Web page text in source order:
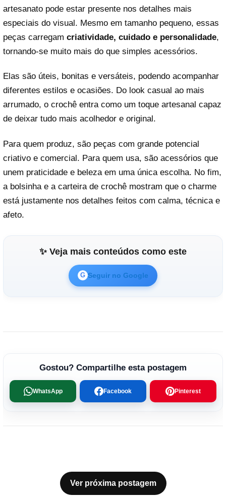
artesanato pode estar presente nos detalhes mais
especiais do visual. Mesmo em tamanho pequeno, essas
peças carregam criatividade, cuidado e personalidade,
tornando-se muito mais do que simples acessórios.
Elas são úteis, bonitas e versáteis, podendo acompanhar
diferentes estilos e ocasiões. Do look casual ao mais
arrumado, o crochê entra como um toque artesanal capaz
de deixar tudo mais acolhedor e original.
Para quem produz, são peças com grande potencial
criativo e comercial. Para quem usa, são acessórios que
unem praticidade e beleza em uma única escolha. No fim,
a bolsinha e a carteira de crochê mostram que o charme
está justamente nos detalhes feitos com calma, técnica e
afeto.
✨ Veja mais conteúdos como este
G Seguir no Google
Gostou? Compartilhe esta postagem
WhatsApp Facebook Pinterest
Ver próxima postagem